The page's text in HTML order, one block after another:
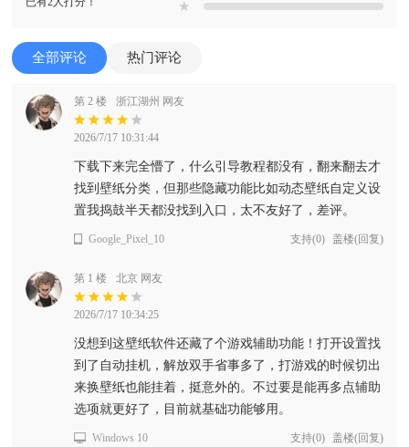
★
全部评论 热门评论
第 2 楼 浙江湖州 网友
2026/7/17 10:31:44
下载下来完全懵了，什么引导教程都没有，翻来翻去才
找到壁纸分类，但那些隐藏功能比如动态壁纸自定义设
置我捣鼓半天都没找到入口，太不友好了，差评。
Google_Pixel_10 支持(0) 盖楼(回复)
第 1 楼 北京 网友
2026/7/17 10:34:25
没想到这壁纸软件还藏了个游戏辅助功能！打开设置找
到了自动挂机，解放双手省事多了，打游戏的时候切出
来换壁纸也能挂着，挺意外的。不过要是能再多点辅助
选项就更好了，目前就基础功能够用。
Windows 10 支持(0) 盖楼(回复)